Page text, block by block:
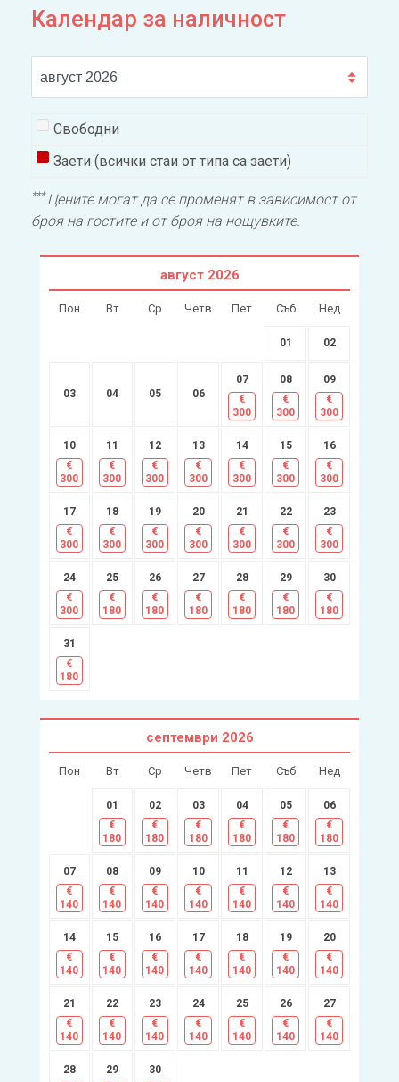
Календар за наличност
Свободни
Заети (всички стаи от типа са заети)
***Цените могат да се променят в зависимост от
броя на гостите и от броя на нощувките.
август 2026
Пон Вт Ср Четв Пет Съб Нед
01 02
03 04 05 06
07
€
300
08
€
300
09
€
300
10
€
300
11
€
300
12
€
300
13
€
300
14
€
300
15
€
300
16
€
300
17
€
300
18
€
300
19
€
300
20
€
300
21
€
300
22
€
300
23
€
300
24
€
300
25
€
180
26
€
180
27
€
180
28
€
180
29
€
180
30
€
180
31
€
180
септември 2026
Пон Вт Ср Четв Пет Съб Нед
01
€
180
02
€
180
03
€
180
04
€
180
05
€
180
06
€
180
07
€
140
08
€
140
09
€
140
10
€
140
11
€
140
12
€
140
13
€
140
14
€
140
15
€
140
16
€
140
17
€
140
18
€
140
19
€
140
20
€
140
21
€
140
22
€
140
23
€
140
24
€
140
25
€
140
26
€
140
27
€
140
28
29
30